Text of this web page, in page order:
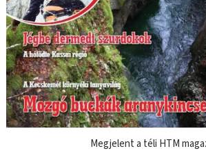
Megjelent a téli HTM